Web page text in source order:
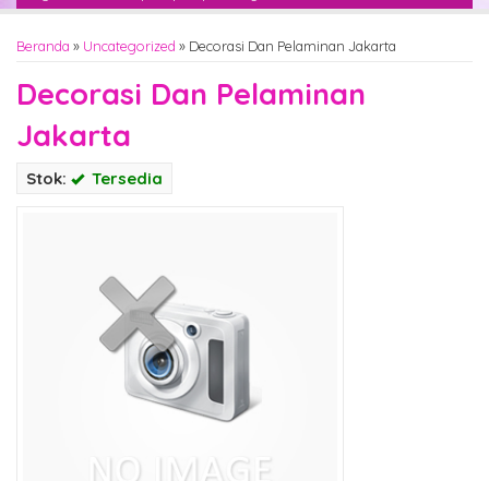
Beranda » Uncategorized » Decorasi Dan Pelaminan Jakarta
Decorasi Dan Pelaminan
Jakarta
Stok: Tersedia